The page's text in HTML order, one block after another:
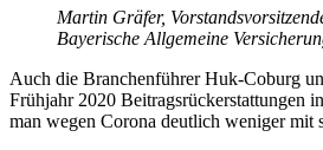
Martin Gräfer,
Bayerische Allgemeine
Auch die Branchenführer Huk-Coburg
Frühjahr 2020 Beitragsrückerstattungen
man wegen Corona deutlich weniger mit